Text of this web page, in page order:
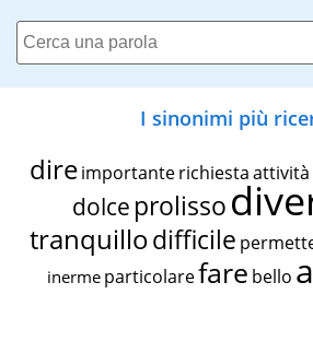
I sinonimi più
dire importante richiestaattività
dolce prolisso
tranquillodifficile
inerme particolarefare bello